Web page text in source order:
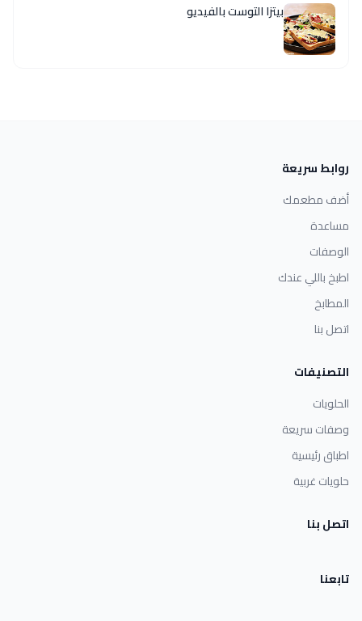
بيتزا التوست بالفيديو
روابط سريعة
أضف مطعمك
مساعدة
الوصفات
اطبخ باللي عندك
المطابخ
اتصل بنا
التصنيفات
الحلويات
وصفات سريعة
اطباق رئيسية
حلويات غربية
اتصل بنا
تابعنا